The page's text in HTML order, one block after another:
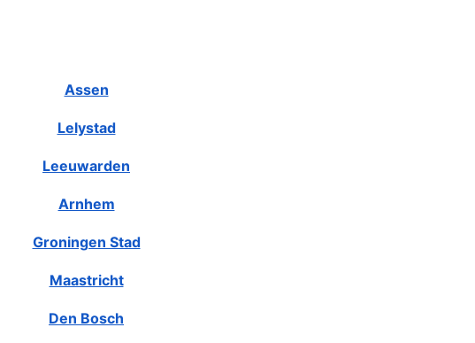
Assen
Lelystad
Leeuwarden
Arnhem
Groningen Stad
Maastricht
Den Bosch